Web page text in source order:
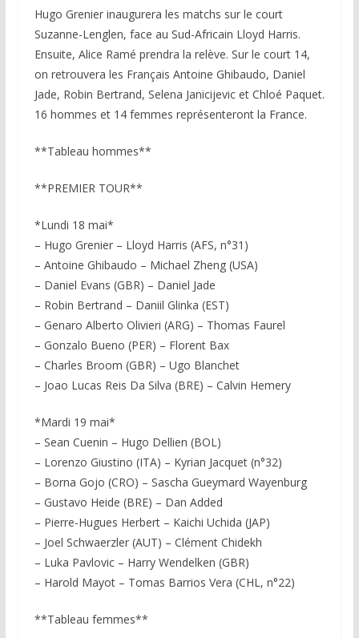
Hugo Grenier inaugurera les matchs sur le court
Suzanne-Lenglen, face au Sud-Africain Lloyd Harris.
Ensuite, Alice Ramé prendra la relève. Sur le court 14,
on retrouvera les Français Antoine Ghibaudo, Daniel
Jade, Robin Bertrand, Selena Janicijevic et Chloé Paquet.
16 hommes et 14 femmes représenteront la France.
**Tableau hommes**
**PREMIER TOUR**
*Lundi 18 mai*
– Hugo Grenier – Lloyd Harris (AFS, n°31)
– Antoine Ghibaudo – Michael Zheng (USA)
– Daniel Evans (GBR) – Daniel Jade
– Robin Bertrand – Daniil Glinka (EST)
– Genaro Alberto Olivieri (ARG) – Thomas Faurel
– Gonzalo Bueno (PER) – Florent Bax
– Charles Broom (GBR) – Ugo Blanchet
– Joao Lucas Reis Da Silva (BRE) – Calvin Hemery
*Mardi 19 mai*
– Sean Cuenin – Hugo Dellien (BOL)
– Lorenzo Giustino (ITA) – Kyrian Jacquet (n°32)
– Borna Gojo (CRO) – Sascha Gueymard Wayenburg
– Gustavo Heide (BRE) – Dan Added
– Pierre-Hugues Herbert – Kaichi Uchida (JAP)
– Joel Schwaerzler (AUT) – Clément Chidekh
– Luka Pavlovic – Harry Wendelken (GBR)
– Harold Mayot – Tomas Barrios Vera (CHL, n°22)
**Tableau femmes**